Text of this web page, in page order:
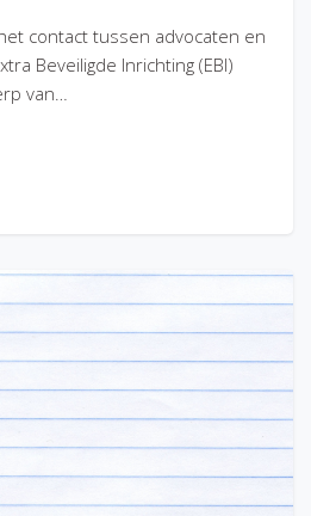
contact tussen advocaten en
Beveiligde Inrichting (EBI)
van…